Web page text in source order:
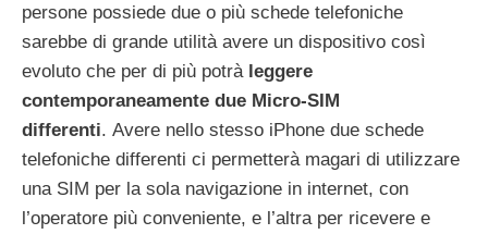
persone possiede due o più schede telefoniche
sarebbe di grande utilità avere un dispositivo così
evoluto che per di più potrà leggere
contemporaneamente due Micro-SIM
differenti. Avere nello stesso iPhone due schede
telefoniche differenti ci permetterà magari di utilizzare
una SIM per la sola navigazione in internet, con
l’operatore più conveniente, e l’altra per ricevere e